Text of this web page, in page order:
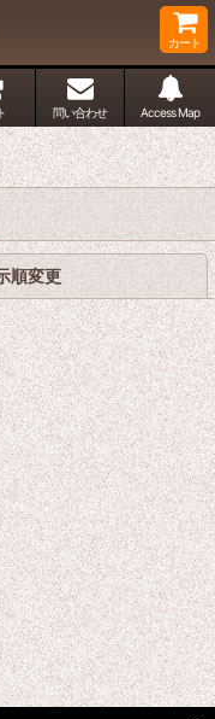
カート
問い合わせ Access Map
順変更 閉じる